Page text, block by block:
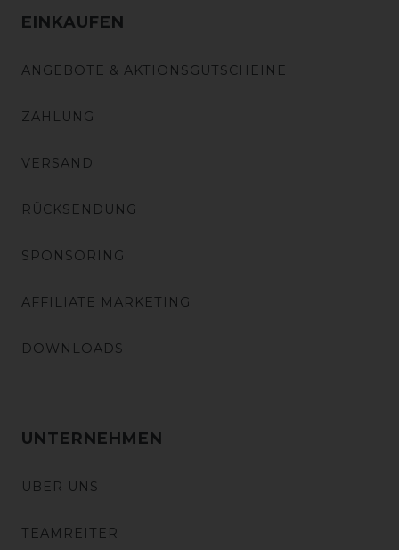
EINKAUFEN
ANGEBOTE & AKTIONSGUTSCHEINE
ZAHLUNG
VERSAND
RÜCKSENDUNG
SPONSORING
AFFILIATE MARKETING
DOWNLOADS
UNTERNEHMEN
ÜBER UNS
TEAMREITER